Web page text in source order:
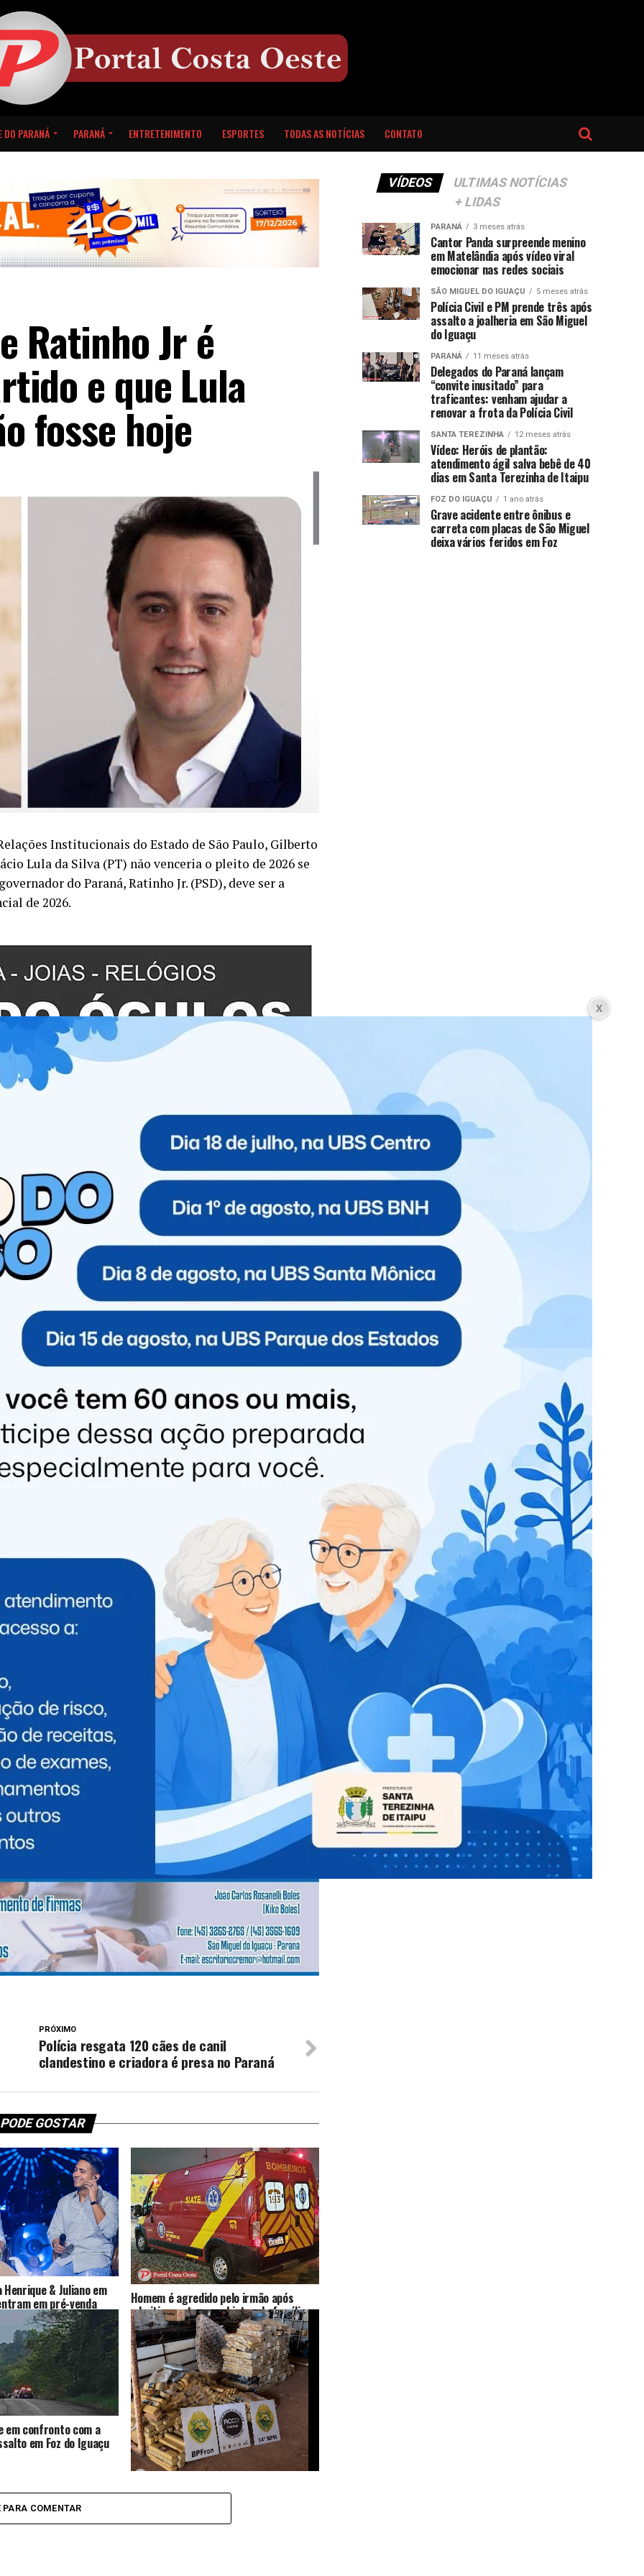
DO PARANÁ PARANÁ ENTRETENIMENTO ESPORTES TODAS AS NOTÍCIAS CONTATO
Ratinho Jr é
e que Lula
fosse hoje
Institucionais do Estado de São Paulo, Gilberto
Lula da Silva (PT) não venceria o pleito de 2026 se
do Paraná, Ratinho Jr. (PSD), deve ser a
de 2026.
para 2026”, revelou Kassab, em painel da Latin
pelo UBS e o UBS BB ontem, no hotel Grand Hyatt,
informações da CNN, cita-se a possibilidade de ele
ano – o atual governador do Paraná está no segundo
dizem que ele ainda precisa do aval oficial do
que Lula se elegeu, o PT nunca teve uma queda
estaria na campanha, mas não na posição de favorito,
Tarcísio de Freitas (Republicanos), seria um
no Estado. O presidente do PSD também
do Sul, Eduardo Leite (PSDB), que também está no
da economia e criticou a condução do ministro da
para reverter piora no cenário. Não vejo hoje
Cardoso) e Lula nos primeiros mandatos”,
acabam não se tornando realidade porque ele não
fraco não é um bom indicativo”
os investidores ficassem de olho em alguns nomes
de políticos. São eles: Tarcísio, Ratuinho Jr, Leite,
de Florianópolis (SC), Topazio Neto (PSD) e o
PRÓXIMO
Polícia resgata 120 cães de canil
clandestino e criadora é presa no Paraná
GOSTAR
& Juliano em
em pré-venda
será em outubro
Homem é agredido pelo irmão após
admitir que trocou objetos da família
por drogas
em confronto com a
em Foz do Iguaçu
Operação integrada apreende mais de
em Medianeira
PARA COMENTAR
VÍDEOS
ULTIMAS NOTÍCIAS
+ LIDAS
PARANÁ 3 meses atrás
Cantor Panda surpreende menino
em Matelândia após vídeo viral
emocionar nas redes sociais
SÃO MIGUEL DO IGUAÇU 5 meses atrás
Polícia Civil e PM prende três após
assalto a joalheria em São Miguel
do Iguaçu
PARANÁ 11 meses atrás
Delegados do Paraná lançam
“convite inusitado” para
traficantes: venham ajudar a
renovar a frota da Polícia Civil
SANTA TEREZINHA 12 meses atrás
Vídeo: Heróis de plantão:
atendimento ágil salva bebê de 40
dias em Santa Terezinha de Itaipu
FOZ DO IGUAÇU 1 ano atrás
Grave acidente entre ônibus e
carreta com placas de São Miguel
deixa vários feridos em Foz